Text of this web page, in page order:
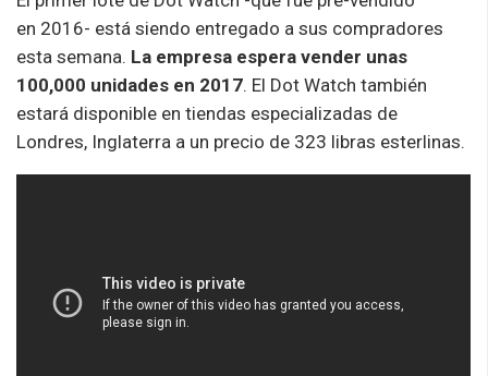
en 2016- está siendo entregado a sus compradores
esta semana. La empresa espera vender unas
100,000 unidades en 2017. El Dot Watch también
estará disponible en tiendas especializadas de
Londres, Inglaterra a un precio de 323 libras esterlinas.